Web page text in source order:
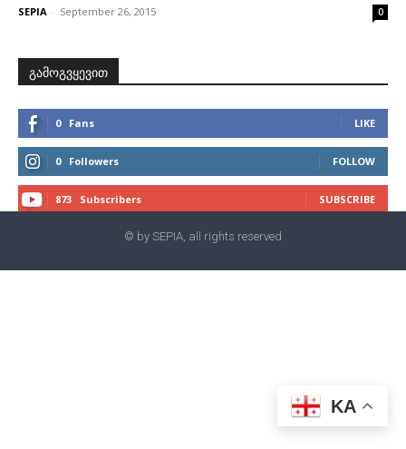
SEPIA - September 26, 2015 0
გამოგვყევით
0 Fans LIKE
0 Followers FOLLOW
873 Subscribers SUBSCRIBE
© by SEPIA, all rights reserved
KA